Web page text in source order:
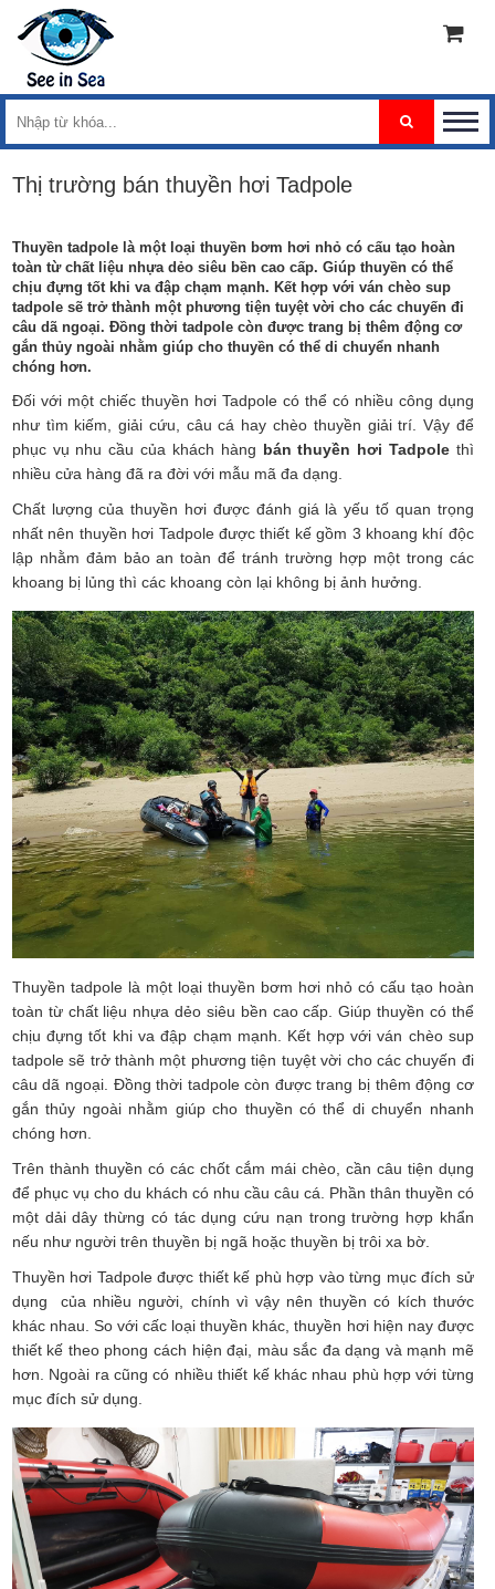
Thị trường bán thuyền hơi Tadpole
Thuyền tadpole là một loại thuyền bơm hơi nhỏ có cấu tạo hoàn
toàn từ chất liệu nhựa dẻo siêu bền cao cấp. Giúp thuyền có thể
chịu đựng tốt khi va đập chạm mạnh. Kết hợp với ván chèo sup
tadpole sẽ trở thành một phương tiện tuyệt vời cho các chuyến đi
câu dã ngoại. Đồng thời tadpole còn được trang bị thêm động cơ
gắn thủy ngoài nhằm giúp cho thuyền có thể di chuyển nhanh
chóng hơn.
Đối với một chiếc thuyền hơi Tadpole có thể có nhiều công dụng
như tìm kiếm, giải cứu, câu cá hay chèo thuyền giải trí. Vậy để
phục vụ nhu cầu của khách hàng bán thuyền hơi Tadpole thì
nhiều cửa hàng đã ra đời với mẫu mã đa dạng.
Chất lượng của thuyền hơi được đánh giá là yếu tố quan trọng
nhất nên thuyền hơi Tadpole được thiết kế gồm 3 khoang khí độc
lập nhằm đảm bảo an toàn để tránh trường hợp một trong các
khoang bị lủng thì các khoang còn lại không bị ảnh hưởng.
Thuyền tadpole là một loại thuyền bơm hơi nhỏ có cấu tạo hoàn
toàn từ chất liệu nhựa dẻo siêu bền cao cấp. Giúp thuyền có thể
chịu đựng tốt khi va đập chạm mạnh. Kết hợp với ván chèo sup
tadpole sẽ trở thành một phương tiện tuyệt vời cho các chuyến đi
câu dã ngoại. Đồng thời tadpole còn được trang bị thêm động cơ
gắn thủy ngoài nhằm giúp cho thuyền có thể di chuyển nhanh
chóng hơn.
Trên thành thuyền có các chốt cắm mái chèo, cần câu tiện dụng
để phục vụ cho du khách có nhu cầu câu cá. Phần thân thuyền có
một dải dây thừng có tác dụng cứu nạn trong trường hợp khẩn
nếu như người trên thuyền bị ngã hoặc thuyền bị trôi xa bờ.
Thuyền hơi Tadpoleđược thiết kế phù hợp vào từng mục đích sử
dụng của nhiều người, chính vì vậy nên thuyền có kích thước
khác nhau. So với cấc loại thuyền khác, thuyền hơi hiện nay được
thiết kế theo phong cách hiện đại, màu sắc đa dạng và mạnh mẽ
hơn. Ngoài ra cũng có nhiều thiết kế khác nhau phù hợp với từng
mục đích sử dụng.